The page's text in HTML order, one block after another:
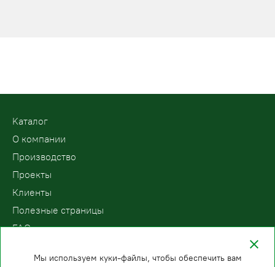
Kаталог
О компании
Производство
Проекты
Клиенты
Полезные страницы
FAQ
Мы используем куки-файлы, чтобы обеспечить вам